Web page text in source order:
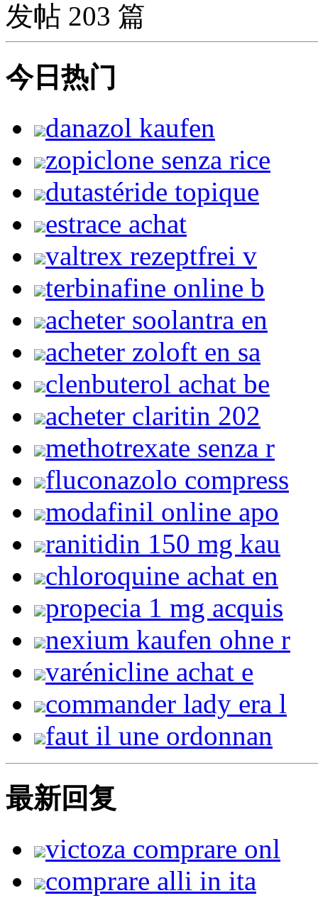
发帖 203 篇
今日热门
danazol kaufen
zopiclone senza rice
dutastéride topique
estrace achat
valtrex rezeptfrei v
terbinafine online b
acheter soolantra en
acheter zoloft en sa
clenbuterol achat be
acheter claritin 202
methotrexate senza r
fluconazolo compress
modafinil online apo
ranitidin 150 mg kau
chloroquine achat en
propecia 1 mg acquis
nexium kaufen ohne r
varénicline achat e
commander lady era l
faut il une ordonnan
最新回复
victoza comprare onl
comprare alli in ita